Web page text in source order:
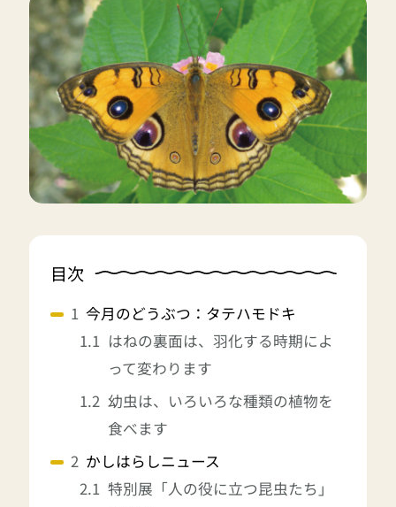
目次
今月のどうぶつ：タテハモドキ
はねの裏面は、羽化する時期によ
って変わります
幼虫は、いろいろな種類の植物を
食べます
かしはらしニュース
特別展「人の役に立つ昆虫たち」